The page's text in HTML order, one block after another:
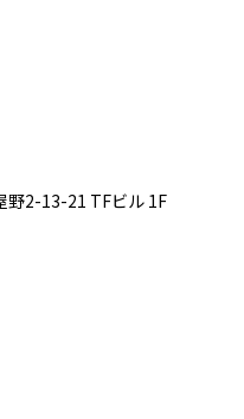
野2-13-21 TFビル 1F